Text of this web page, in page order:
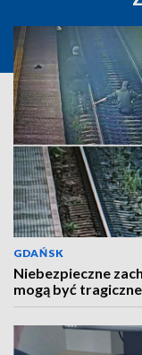
GDAŃSK
Niebezpieczne
mogą być tragiczne